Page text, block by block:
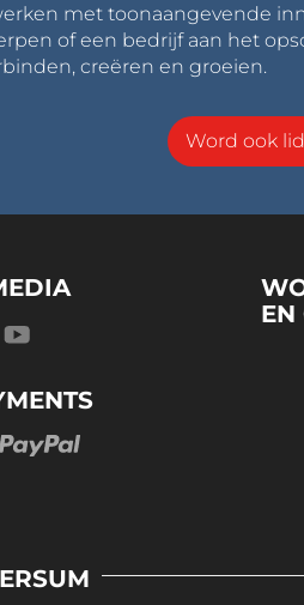
met toonaangevende
of een bedrijf aan het
creëren en groeien.
Word ook
EN